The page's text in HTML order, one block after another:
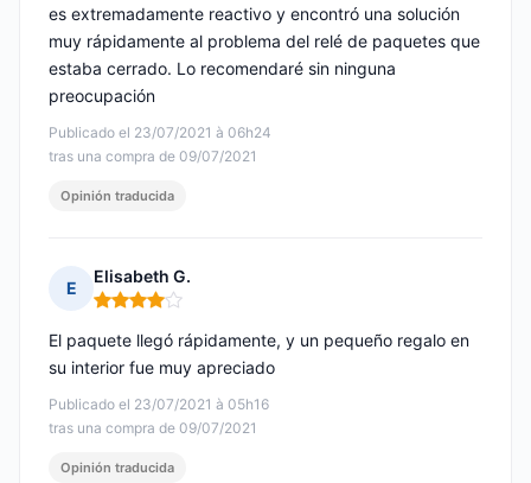
Publicado el 23/07/2021 à 06h24
tras una compra de 09/07/2021
es extremadamente reactivo y encontró una solución
muy rápidamente al problema del relé de paquetes que
estaba cerrado. Lo recomendaré sin ninguna
preocupación
Opinión traducida
E
Elisabeth G.
Nota: 4 de 5
Publicado el 23/07/2021 à 05h16
tras una compra de 09/07/2021
El paquete llegó rápidamente, y un pequeño regalo en
su interior fue muy apreciado
Opinión traducida